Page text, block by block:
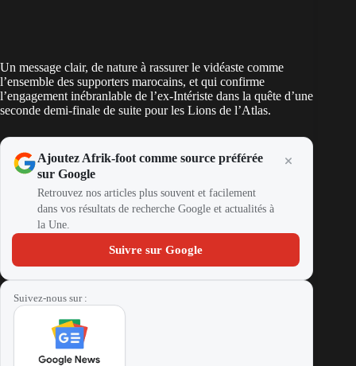
Un message clair, de nature à rassurer le vidéaste comme
l’ensemble des supporters marocains, et qui confirme
l’engagement inébranlable de l’ex-Intériste dans la quête d’une
seconde demi-finale de suite pour les Lions de l’Atlas.
Ajoutez Afrik-foot comme source préférée
sur Google
Retrouvez nos articles plus souvent et facilement
dans vos résultats de recherche Google et actualités à
la Une.
Suivre sur Google
Suivez-nous sur :